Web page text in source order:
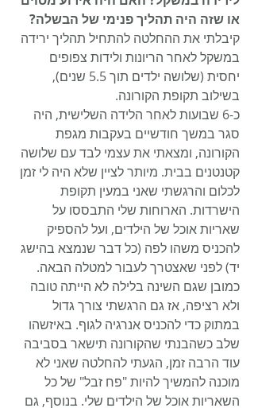
או שזה היה תהליך פנימי של הבשלה?
קיבלתי את ההחלטה להתחיל תהליך ירידה
במשקל לאחר הריונות ולידות צפופים
יחסית (שלושה ילדים תוך 5.5 שנים),
בשילוב תקופת הקורונה.
כ-6 שבועות לאחר הלידה השלישית, היה
סגר במשך חודשיים בעקבות מגפת
הקורונה, ומצאתי את עצמי לבד עם שלושה
קטנטנים בבית. מיותר לציין שלא היה לי זמן
לכלום והרגשתי שאני במעין תקופת
הישרדות. הארוחות שלי התבססו על
שאריות אוכל של הילדים, ועל להספיק
להכניס משהו לפה (כל דבר שנמצא בהישג
יד) לפני שאצטרך לעבור למטלה הבאה.
כמובן שגם השינה בלילה לא הייתה טובה
ולא רציפה, אז גם הרגשתי צורך גדול
במתוק כדי להכניס אנרגיה לגוף. באיזשהו
שלב כשהבנתי שהקורונה תישאר בסביבה
עוד הרבה זמן, הגעתי להחלטה שאני לא
מוכנה להמשיך להיות "פח זבל" של כל
השאריות אוכל של הילדים שלי. בנוסף, גם